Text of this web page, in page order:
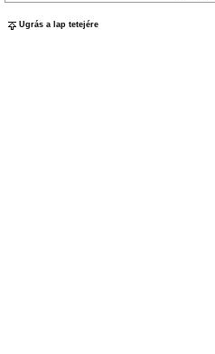
Ugrás a lap tetejére